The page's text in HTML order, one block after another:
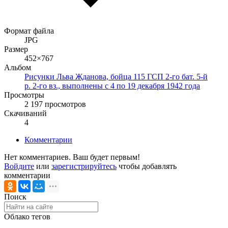
Формат файла
JPG
Размер
452×767
Альбом
Рисунки Льва Жданова, бойца 115 ГСП 2-го бат. 5-й
р. 2-го вз., выполнены с 4 по 19 декабря 1942 года
Просмотры
2 197 просмотров
Скачиваний
4
Комментарии
Нет комментариев. Ваш будет первым!
Войдите или зарегистрируйтесь чтобы добавлять
комментарии
Поиск
Облако тегов